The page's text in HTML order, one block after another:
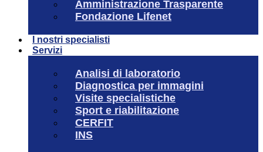
Amministrazione Trasparente
Fondazione Lifenet
I nostri specialisti
Servizi
Analisi di laboratorio
Diagnostica per immagini
Visite specialistiche
Sport e riabilitazione
CERFIT
INS